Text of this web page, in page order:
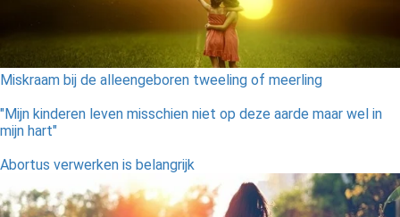
Miskraam bij de alleengeboren tweeling of meerling
"Mijn kinderen leven misschien niet op deze aarde maar wel in
mijn hart"
Abortus verwerken is belangrijk